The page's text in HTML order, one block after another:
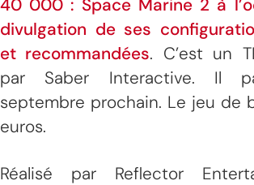
divulgation de ses
et recommandées. C’est un
par Saber Interactive. Il
septembre prochain. Le jeu de
euros.
Réalisé par Reflector